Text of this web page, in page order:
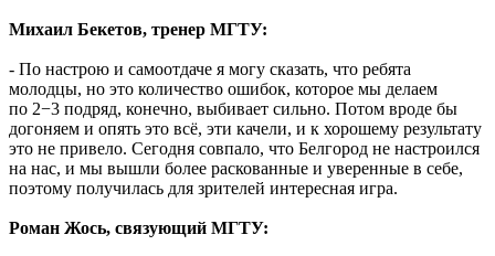
Михаил Бекетов, тренер МГТУ:
- По настрою и самоотдаче я могу сказать, что ребята
молодцы, но это количество ошибок, которое мы делаем
по 2−3 подряд, конечно, выбивает сильно. Потом вроде бы
догоняем и опять это всё, эти качели, и к хорошему результату
это не привело. Сегодня совпало, что Белгород не настроился
на нас, и мы вышли более раскованные и уверенные в себе,
поэтому получилась для зрителей интересная игра.
Роман Жось, связующий МГТУ: